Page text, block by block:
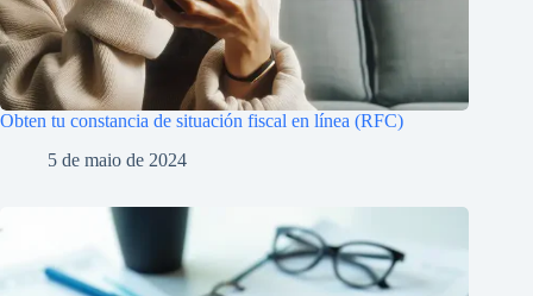
Obten tu constancia de situación fiscal en línea (RFC)
5 de maio de 2024